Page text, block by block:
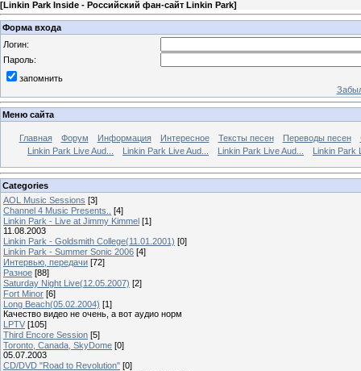
[Linkin Park Inside - Российский фан-сайт Linkin Park]
Форма входа
Логин:
Пароль:
запомнить
Меню сайта
Главная Форум Информация Интересное Тексты песен Переводы песен
Linkin Park Live Aud...
Linkin Park Live Aud... Linkin Park Live Aud... Linkin Park
Categories
AOL Music Sessions [3]
Channel 4 Music Presents..
[4]
Linkin Park - Live at Jimmy Kimmel [1]
11.08.2003
Linkin Park - Goldsmith College(11.01.2001) [0]
Linkin Park - Summer Sonic 2006 [4]
Интервью, передачи [72]
Разное [88]
Saturday Night Live(12.05.2007) [2]
Fort Minor [6]
Long Beach(05.02.2004) [1]
Качество видео не очень, а вот аудио норм
LPTV [105]
Third Encore Session [5]
Toronto, Canada, SkyDome [0]
05.07.2003
CD/DVD "Road to Revolution" [0]